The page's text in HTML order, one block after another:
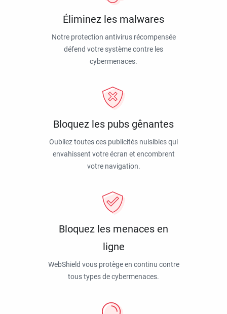
Éliminez les malwares
Notre protection antivirus récompensée
défend votre système contre les
cybermenaces.
Bloquez les pubs gênantes
Oubliez toutes ces publicités nuisibles qui
envahissent votre écran et encombrent
votre navigation.
Bloquez les menaces en
ligne
WebShield vous protège en continu contre
tous types de cybermenaces.